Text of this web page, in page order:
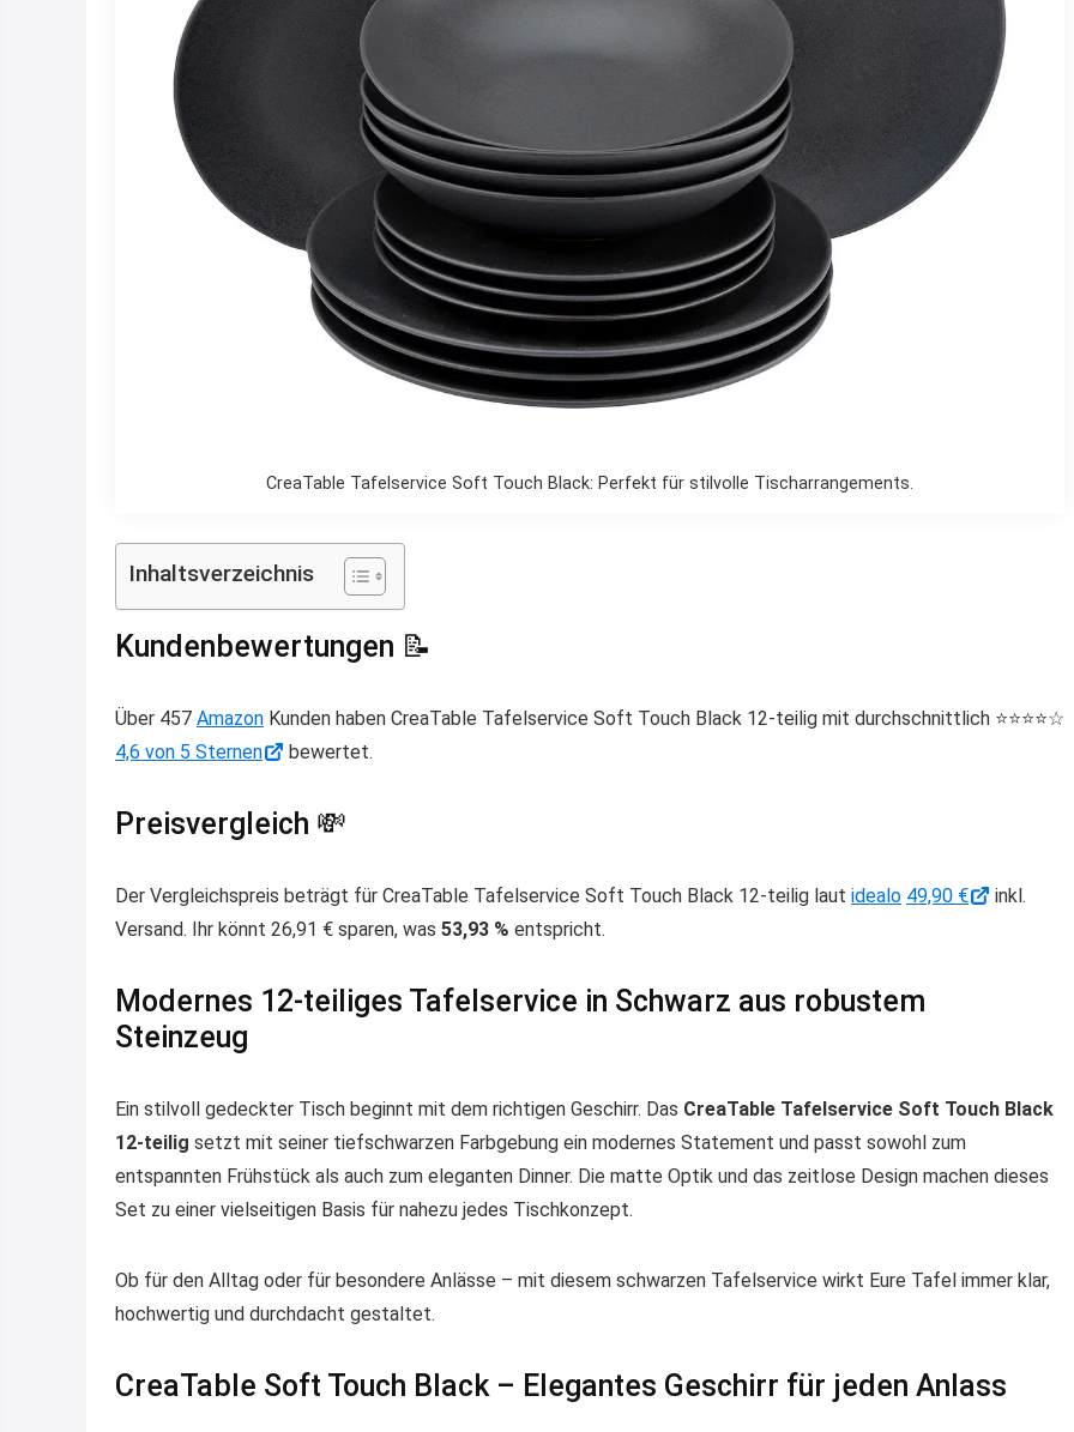
CreaTable Tafelservice Soft Touch Black: Perfekt für stilvolle Tischarrangements.
Inhaltsverzeichnis
Kundenbewertungen 📝
Über 457 Amazon Kunden haben CreaTable Tafelservice Soft Touch Black 12-teilig mit durchschnittlich ⭐️⭐️⭐️⭐️☆
4,6 von 5 Sternen
bewertet.
Preisvergleich 💸
Der Vergleichspreis beträgt für CreaTable Tafelservice Soft Touch Black 12-teilig laut idealo 49,90 €
inkl.
Versand. Ihr könnt 26,91 € sparen, was 53,93 % entspricht.
Modernes 12-teiliges Tafelservice in Schwarz aus robustem
Steinzeug
Ein stilvoll gedeckter Tisch beginnt mit dem richtigen Geschirr. Das CreaTable Tafelservice Soft Touch Black
12-teilig setzt mit seiner tiefschwarzen Farbgebung ein modernes Statement und passt sowohl zum
entspannten Frühstück als auch zum eleganten Dinner. Die matte Optik und das zeitlose Design machen dieses
Set zu einer vielseitigen Basis für nahezu jedes Tischkonzept.
Ob für den Alltag oder für besondere Anlässe – mit diesem schwarzen Tafelservice wirkt Eure Tafel immer klar,
hochwertig und durchdacht gestaltet.
CreaTable Soft Touch Black – Elegantes Geschirr für jeden Anlass